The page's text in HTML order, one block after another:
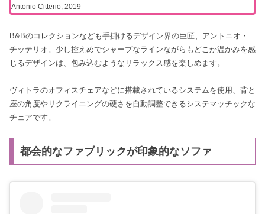
Antonio Citterio, 2019
B&Bのコレクションなども手掛けるデザイン界の巨匠、アントニオ・
チッテリオ。少し控えめでシャープなラインながらもどこか温かみを感
じるデザインは、包み込むようなリラックス感を楽しめます。
ヴィトラのオフィスチェアなどに搭載されているシステムを使用、背と
座の角度やリクライニングの硬さを自動調整できるシステマッチックな
チェアです。
都会的なファブリックが印象的なソファ